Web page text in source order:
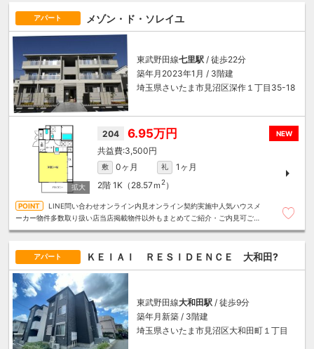
アパート メゾン・ド・ソレイユ
東武野田線七里駅 / 徒歩22分
築年月2023年1月 / 3階建
埼玉県さいたま市見沼区深作１丁目35-18
NEW
204 6.95万円
3,500円
敷 0ヶ月 礼
1ヶ月
2階 1K（28.57ｍ 2）
LINE問い合わせオンライン内見オンライン契約実施中人気ハウスメ
ーカー物件多数取り扱い店当店掲載物件以外もまとめてご紹介・ご内見可ご予
アパート ＫＥＩＡＩ ＲＥＳＩＤＥＮＣＥ 大和田?
東武野田線大和田駅 / 徒歩9分
築年月新築 / 3階建
埼玉県さいたま市見沼区大和田町１丁目